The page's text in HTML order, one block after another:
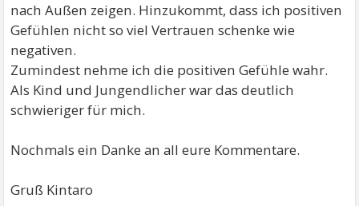
nach Außen zeigen. Hinzukommt, dass ich positiven
Gefühlen nicht so viel Vertrauen schenke wie
negativen.
Zumindest nehme ich die positiven Gefühle wahr.
Als Kind und Jungendlicher war das deutlich
schwieriger für mich.
Nochmals ein Danke an all eure Kommentare.
Gruß Kintaro